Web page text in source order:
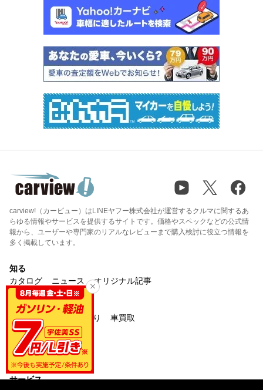
carview!（カービュー）はLINEヤフー株式会社が運営するクルマに関するあ
らゆる情報やサービスを提供するサイトです。価格やスペックなどの公式情
報から、ユーザーや専門家のリアルなレビューまで購入検討に役立つ情報を
多く掲載しています。
知る
カタログ
ニュース オリジナル記事
買う・売る
中古車検索
新車見積り 車買取
楽しむ
マイカー
みんカラ
サービス